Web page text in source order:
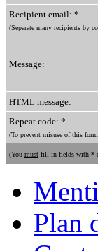
Recipient email: *
(Separate many recipients by
Message:
HTML message:
Repeat code: *
(To prevent misuse of this
(You must fill in fields with *
Plan